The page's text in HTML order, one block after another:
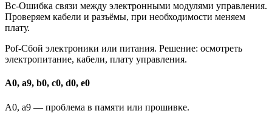
Bc-Ошибка связи между электронными модулями управления.
Проверяем кабели и разъёмы, при необходимости меняем
плату.
Pof-Сбой электроники или питания. Решение: осмотреть
электропитание, кабели, плату управления.
A0, a9, b0, c0, d0, e0
A0, a9 — проблема в памяти или прошивке.